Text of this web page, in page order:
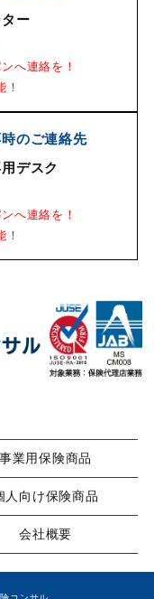
ー
へ連絡を！
！
のご連絡先
デスク
へ連絡を！
！
事業用保険商品
人向け保険商品
会社概要